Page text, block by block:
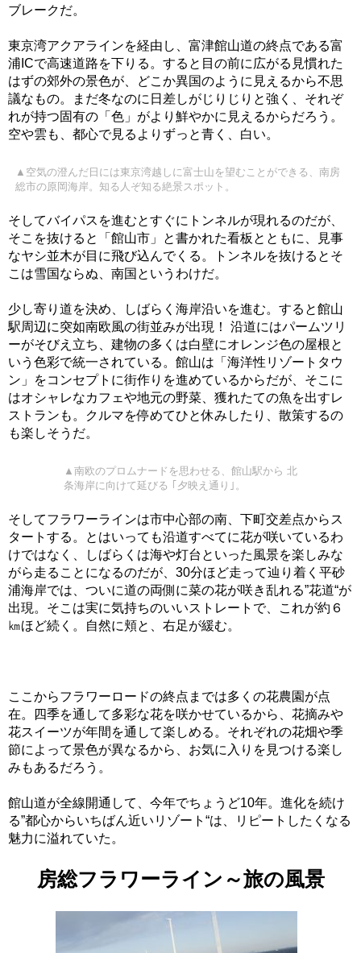
ブレークだ。
東京湾アクアラインを経由し、富津館山道の終点である富
浦ICで高速道路を下りる。すると目の前に広がる見慣れた
はずの郊外の景色が、どこか異国のように見えるから不思
議なもの。まだ冬なのに日差しがじりじりと強く、それぞ
れが持つ固有の「色」がより鮮やかに見えるからだろう。
空や雲も、都心で見るよりずっと青く、白い。
▲空気の澄んだ日には東京湾越しに富士山を望むことができる、南房
総市の原岡海岸。知る人ぞ知る絶景スポット。
そしてバイパスを進むとすぐにトンネルが現れるのだが、
そこを抜けると「館山市」と書かれた看板とともに、見事
なヤシ並木が目に飛び込んでくる。トンネルを抜けるとそ
こは雪国ならぬ、南国というわけだ。
少し寄り道を決め、しばらく海岸沿いを進む。すると館山
駅周辺に突如南欧風の街並みが出現！ 沿道にはパームツリ
ーがそびえ立ち、建物の多くは白壁にオレンジ色の屋根と
いう色彩で統一されている。館山は「海洋性リゾートタウ
ン」をコンセプトに街作りを進めているからだが、そこに
はオシャレなカフェや地元の野菜、獲れたての魚を出すレ
ストランも。クルマを停めてひと休みしたり、散策するの
も楽しそうだ。
▲南欧のプロムナードを思わせる、館山駅から 北
条海岸に向けて延びる ｢夕映え通り｣。
そしてフラワーラインは市中心部の南、下町交差点からス
タートする。とはいっても沿道すべてに花が咲いているわ
けではなく、しばらくは海や灯台といった風景を楽しみな
がら走ることになるのだが、30分ほど走って辿り着く平砂
浦海岸では、ついに道の両側に菜の花が咲き乱れる”花道“が
出現。そこは実に気持ちのいいストレートで、これが約６
㎞ほど続く。自然に頬と、右足が緩む。
ここからフラワーロードの終点までは多くの花農園が点
在。四季を通して多彩な花を咲かせているから、花摘みや
花スイーツが年間を通して楽しめる。それぞれの花畑や季
節によって景色が異なるから、お気に入りを見つける楽し
みもあるだろう。
館山道が全線開通して、今年でちょうど10年。進化を続け
る”都心からいちばん近いリゾート“は、リピートしたくなる
魅力に溢れていた。
房総フラワーライン～旅の風景